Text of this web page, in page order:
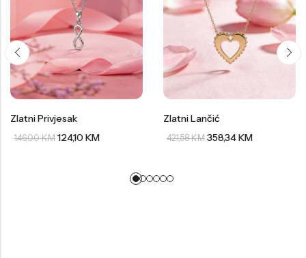
Zlatni Privjesak
146,00KM 124,10 KM
Zlatni Lančić
421,58KM 358,34KM